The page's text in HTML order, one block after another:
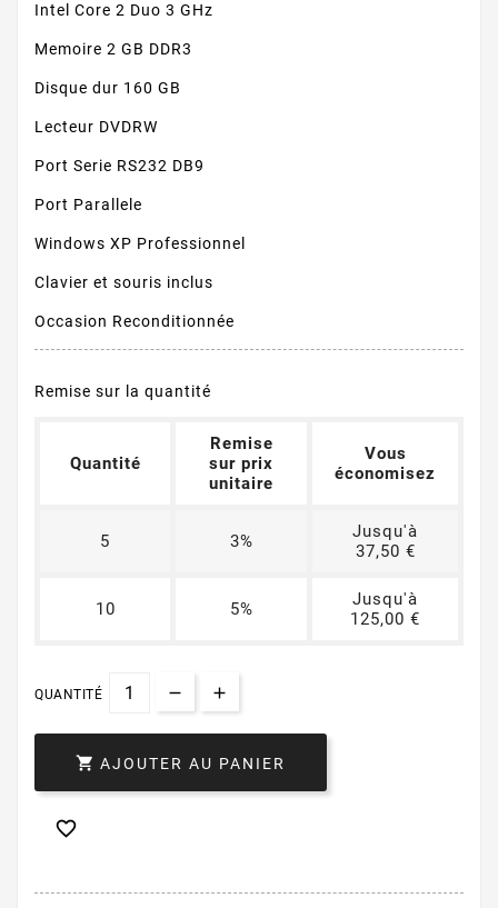
Intel Core 2 Duo 3 GHz
Memoire 2 GB DDR3
Disque dur 160 GB
Lecteur DVDRW
Port Serie RS232 DB9
Port Parallele
Windows XP Professionnel
Clavier et souris inclus
Occasion Reconditionnée
Remise sur la quantité
Quantité
Remise
sur prix
unitaire
Vous
économisez
5 3%
Jusqu'à
37,50 €
10 5%
Jusqu'à
125,00 €
QUANTITÉ
 AJOUTER AU PANIER
